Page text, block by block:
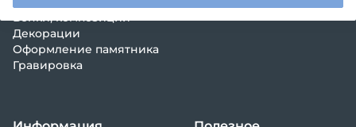
Венки, композиции
Декорации
Оформление памятника
Гравировка